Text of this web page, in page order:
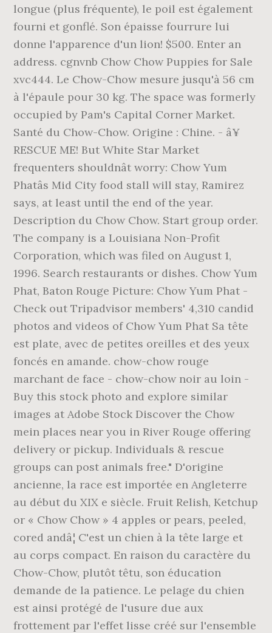
longue (plus fréquente), le poil est également
fourni et gonflé. Son épaisse fourrure lui
donne l'apparence d'un lion! $500. Enter an
address. cgnvnb Chow Chow Puppies for Sale
xvc444. Le Chow-Chow mesure jusqu'à 56 cm
à l'épaule pour 30 kg. The space was formerly
occupied by Pam's Capital Corner Market.
Santé du Chow-Chow. Origine : Chine. - â¥
RESCUE ME! But White Star Market
frequenters shouldnât worry: Chow Yum
Phatâs Mid City food stall will stay, Ramirez
says, at least until the end of the year.
Description du Chow Chow. Start group order.
The company is a Louisiana Non-Profit
Corporation, which was filed on August 1,
1996. Search restaurants or dishes. Chow Yum
Phat, Baton Rouge Picture: Chow Yum Phat -
Check out Tripadvisor members' 4,310 candid
photos and videos of Chow Yum Phat Sa tête
est plate, avec de petites oreilles et des yeux
foncés en amande. chow-chow rouge
marchant de face - chow-chow noir au loin -
Buy this stock photo and explore similar
images at Adobe Stock Discover the Chow
mein places near you in River Rouge offering
delivery or pickup. Individuals & rescue
groups can post animals free." D'origine
ancienne, la race est importée en Angleterre
au début du XIX e siècle. Fruit Relish, Ketchup
or « Chow Chow » 4 apples or pears, peeled,
cored andâ¦ C'est un chien à la tête large et
au corps compact. En raison du caractère du
Chow-Chow, plutôt têtu, son éducation
demande de la patience. Le pelage du chien
est ainsi protégé de l'usure due aux
frottement par l'effet lisse créé sur l'ensemble